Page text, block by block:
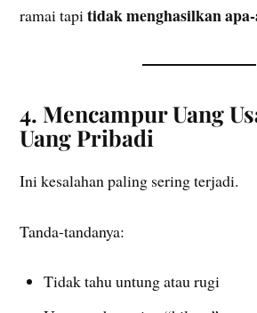
ramai tapitidak menghasilkan
4. Mencampur Uang
Uang Pribadi
Ini kesalahan paling sering terjadi.
Tanda-tandanya:
Tidak tahu untung atau rugi